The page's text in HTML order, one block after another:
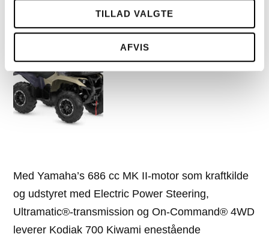
TILLAD VALGTE
AFVIS
Yamaha YFM700 TA Kodiak
Kiwami – ultimativ ydeevne
Med Yamaha’s 686 cc MK II-motor som kraftkilde
og udstyret med Electric Power Steering,
Ultramatic®-transmission og On-Command® 4WD
leverer Kodiak 700 Kiwami enestående